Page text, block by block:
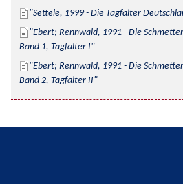
Settele, 1999 - Die Tagfalter
Ebert; Rennwald, 1991 - Die
Band 1, Tagfalter I
Ebert; Rennwald, 1991 - Die
Band 2, Tagfalter II